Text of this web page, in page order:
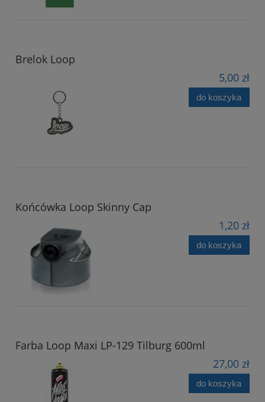
Brelok Loop
5,00 zł
do koszyka
Końcówka Loop Skinny Cap
1,20 zł
do koszyka
Farba Loop Maxi LP-129 Tilburg 600ml
27,00 zł
do koszyka